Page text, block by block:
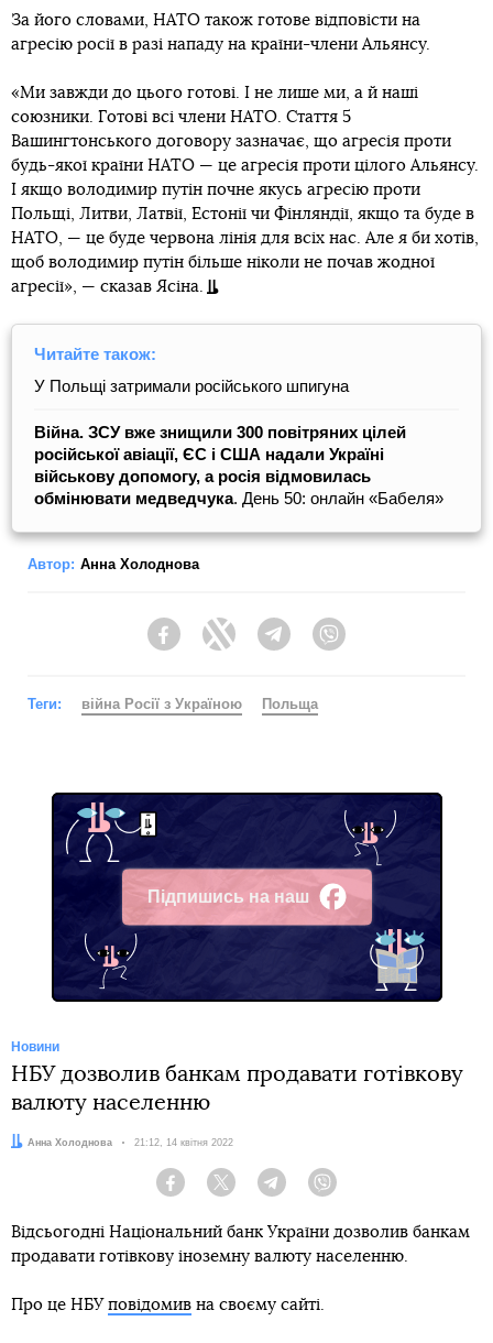
За його словами, НАТО також готове відповісти на
агресію росії в разі нападу на країни-члени Альянсу.
«Ми завжди до цього готові. І не лише ми, а й наші
союзники. Готові всі члени НАТО. Стаття 5
Вашингтонського договору зазначає, що агресія проти
будь-якої країни НАТО — це агресія проти цілого Альянсу.
І якщо володимир путін почне якусь агресію проти
Польщі, Литви, Латвії, Естонії чи Фінляндії, якщо та буде в
НАТО, — це буде червона лінія для всіх нас. Але я би хотів,
щоб володимир путін більше ніколи не почав жодної
агресії», — сказав Ясіна.
Читайте також:
У Польщі затримали російського шпигуна
Війна. ЗСУ вже знищили 300 повітряних цілей
російської авіації, ЄС і США надали Україні
військову допомогу, а росія відмовилась
обмінювати медведчука. День 50: онлайн «Бабеля»
Автор: Анна Холоднова
FacebookTwitter Telegram
Теги: війна Росії з Україною Польща
Підпишись на наш
Facebook
Новини
НБУ дозволив банкам продавати готівкову
валюту населенню
Автор:
Анна Холоднова Дата:
21:12, 14 квітня 2022
Facebook Twitter Telegram
Відсьогодні Національний банк України дозволив банкам
продавати готівкову іноземну валюту населенню.
Про це НБУ повідомив на своєму сайті.